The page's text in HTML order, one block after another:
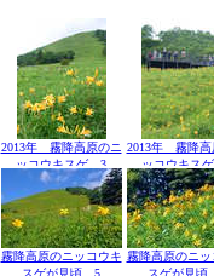
2013年 霧降高原のニ
ッコウキスゲ 3
2013年 霧降高
ッコウキス
霧降高原のニッコウキ
スゲが見頃 5
霧降高原のニッ
スゲが見